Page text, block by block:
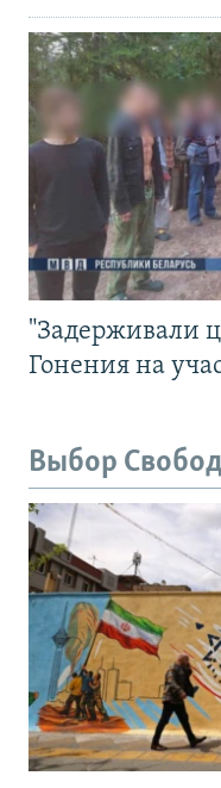
"Задерживали
Гонения на
Выбор